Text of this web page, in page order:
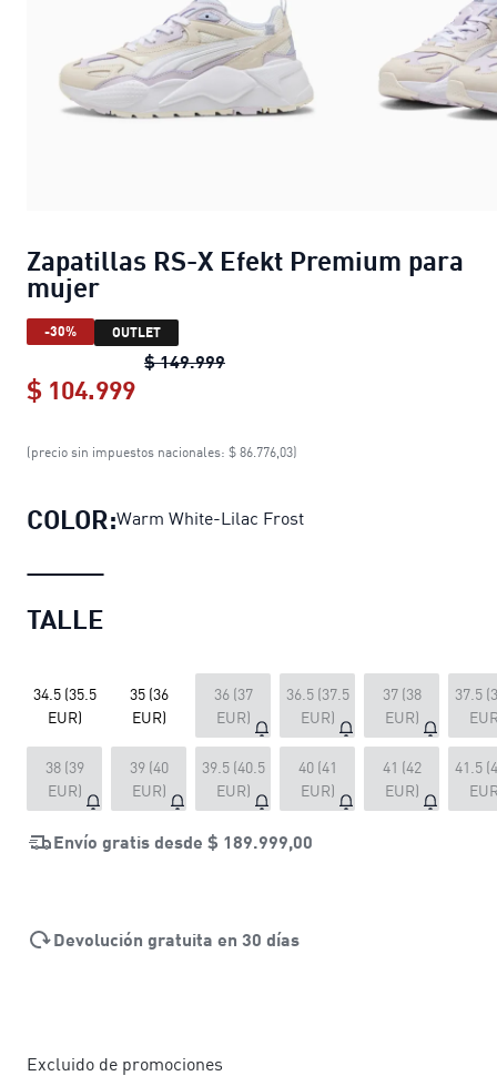
Zapatillas RS-X Efekt Premium para
mujer
-30% OUTLET
$ 149.999Zapatillas RS-X Efekt Premium
$ 104.999
Zapatillas RS-X Efekt Premium
(precio sin impuestos nacionales: $ 86.776,03)
COLOR:Warm White-Lilac Frost
TALLE
34.5 (35.5
EUR)
35 (36
EUR)
36 (37
EUR)
36.5 (37.5
EUR)
37 (38
EUR)
37.5
38 (39
EUR)
39 (40
EUR)
39.5 (40.5
EUR)
40 (41
EUR)
41 (42
EUR)
41.5
Envío gratis desde $ 189.999,00
Devolución gratuita en 30 días
Excluido de promociones